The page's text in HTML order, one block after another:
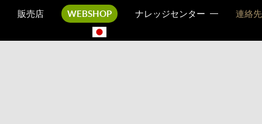
販売店 WEBSHOP ナレッジセンター 連絡先